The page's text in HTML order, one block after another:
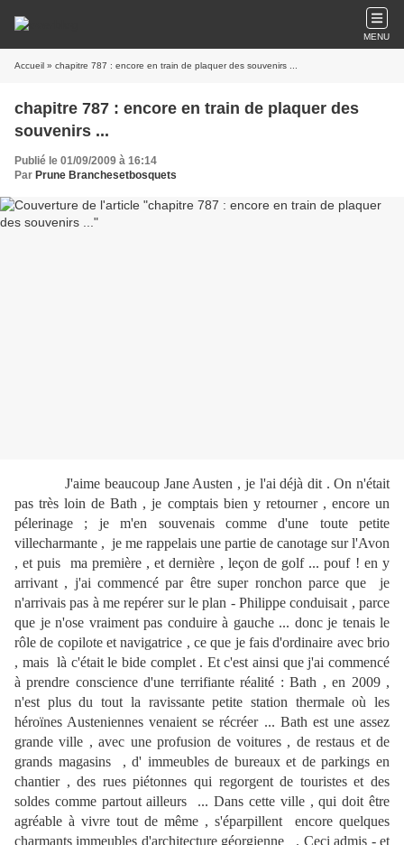
MENU
Accueil » chapitre 787 : encore en train de plaquer des souvenirs ...
chapitre 787 : encore en train de plaquer des
souvenirs ...
Publié le 01/09/2009 à 16:14
Par Prune Branchesetbosquets
J'aime beaucoup Jane Austen , je l'ai déjà dit . On n'était
pas très loin de Bath , je comptais bien y retourner , encore un
pélerinage ; je m'en souvenais comme d'une toute petite
villecharmante , je me rappelais une partie de canotage sur l'Avon
, et puis ma première , et dernière , leçon de golf ... pouf ! en y
arrivant , j'ai commencé par être super ronchon parce que je
n'arrivais pas à me repérer sur le plan - Philippe conduisait , parce
que je n'ose vraiment pas conduire à gauche ... donc je tenais le
rôle de copilote et navigatrice , ce que je fais d'ordinaire avec brio
, mais là c'était le bide complet . Et c'est ainsi que j'ai commencé
à prendre conscience d'une terrifiante réalité : Bath , en 2009 ,
n'est plus du tout la ravissante petite station thermale où les
héroïnes Austeniennes venaient se récréer ... Bath est une assez
grande ville , avec une profusion de voitures , de restaus et de
grands magasins , d' immeubles de bureaux et de parkings en
chantier , des rues piétonnes qui regorgent de touristes et des
soldes comme partout ailleurs ... Dans cette ville , qui doit être
agréable à vivre tout de même , s'éparpillent encore quelques
charmants immeubles d'architecture géorgienne . Ceci admis - et